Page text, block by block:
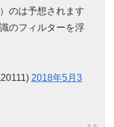
のは予想されます
のフィルターを浮
2018年5月3